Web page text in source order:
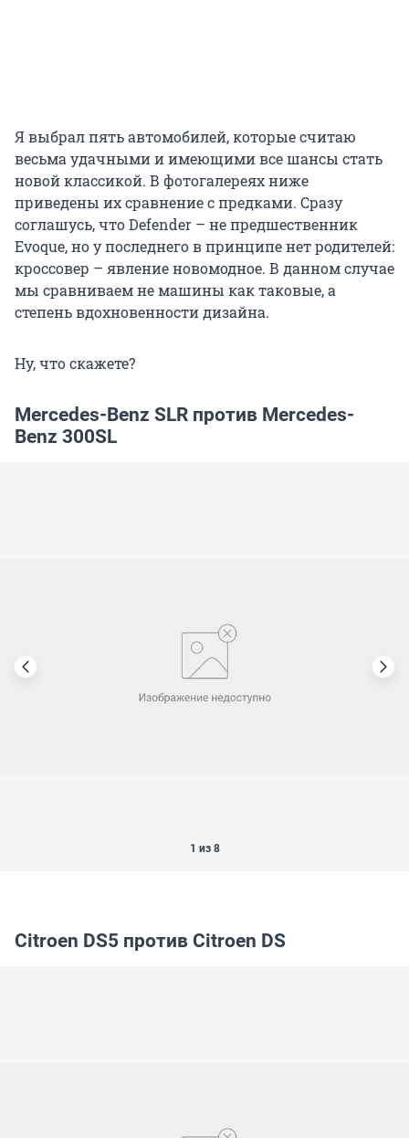
Я выбрал пять автомобилей, которые считаю
весьма удачными и имеющими все шансы стать
новой классикой. В фотогалереях ниже
приведены их сравнение с предками. Сразу
соглашусь, что Defender – не предшественник
Evoque, но у последнего в принципе нет родителей:
кроссовер – явление новомодное. В данном случае
мы сравниваем не машины как таковые, а
степень вдохновенности дизайна.
Ну, что скажете?
Mercedes-Benz SLR против Mercedes-
Benz 300SL
1 из 8
Citroen DS5 против Citroen DS